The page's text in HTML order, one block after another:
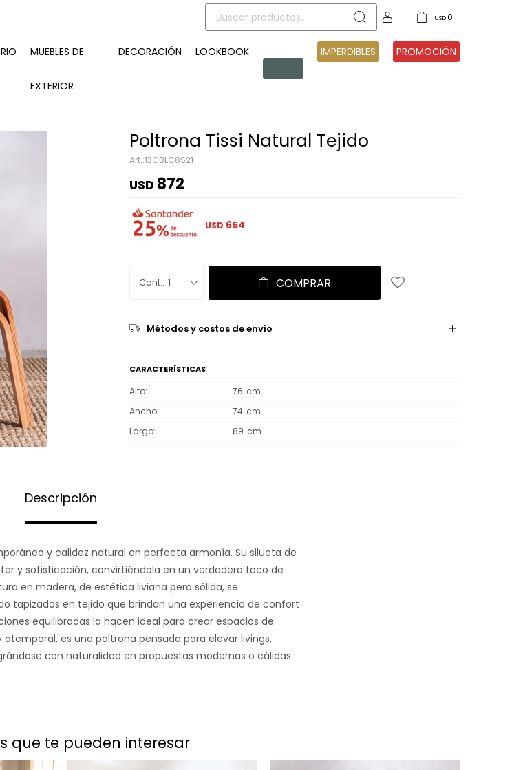
MUEBLES DE
EXTERIOR
DECORACIÓN LOOKBOOK IMPERDIBLES PROMOCIÓN
USD 0
Poltrona Tissi Natural Tejido
13CBLC8S21
USD 872
USD 654
1 COMPRAR
Métodos y costos de envío
CARACTERÍSTICAS
Alto
76
Ancho
74
Largo
89
Descripción
y calidez natural en perfecta armonía. Su silueta de
y sofisticación, convirtiéndola en un verdadero foco de
en madera, de estética liviana pero sólida, se
tapizados en tejido que brindan una experiencia de confort
equilibradas la hacen ideal para crear espacios de
es una poltrona pensada para elevar livings,
con naturalidad en propuestas modernas o cálidas.
que te pueden interesar